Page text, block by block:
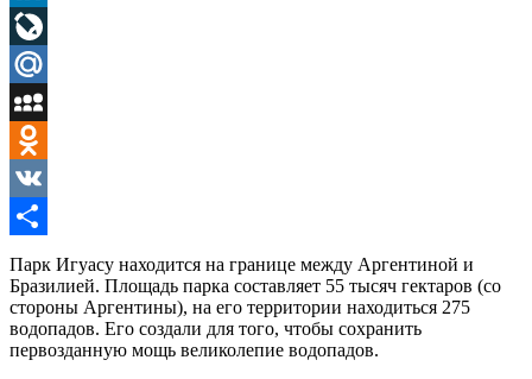
LinkedIn
LiveJournal
Mail.Ru
MySpace
Odnoklassniki
VK
Отправить
Парк Игуасу находится на границе между Аргентиной и
Бразилией. Площадь парка составляет 55 тысяч гектаров (со
стороны Аргентины), на его территории находиться 275
водопадов. Его создали для того, чтобы сохранить
первозданную мощь великолепие водопадов.